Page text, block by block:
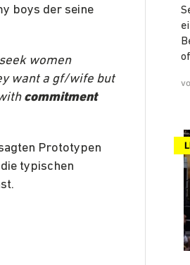
boys der seine
women
want a gf/wife but
commitment
Prototypen
typischen